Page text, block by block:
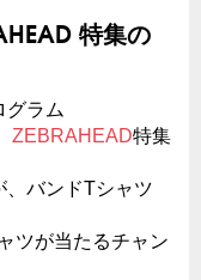
特集の
グラム
ZEBRAHEAD特集
バンドTシャツ
ツが当たるチャン